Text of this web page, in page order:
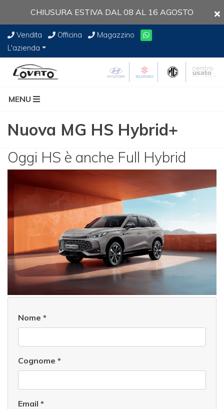
CHIUSURA ESTIVA DAL 08 AL 16 AGOSTO
Vendita Officina
Magazzino
L'azienda
MENU
Nuova MG HS Hybrid+
Oggi HS è anche Full Hybrid
Nome *
Cognome *
Email *